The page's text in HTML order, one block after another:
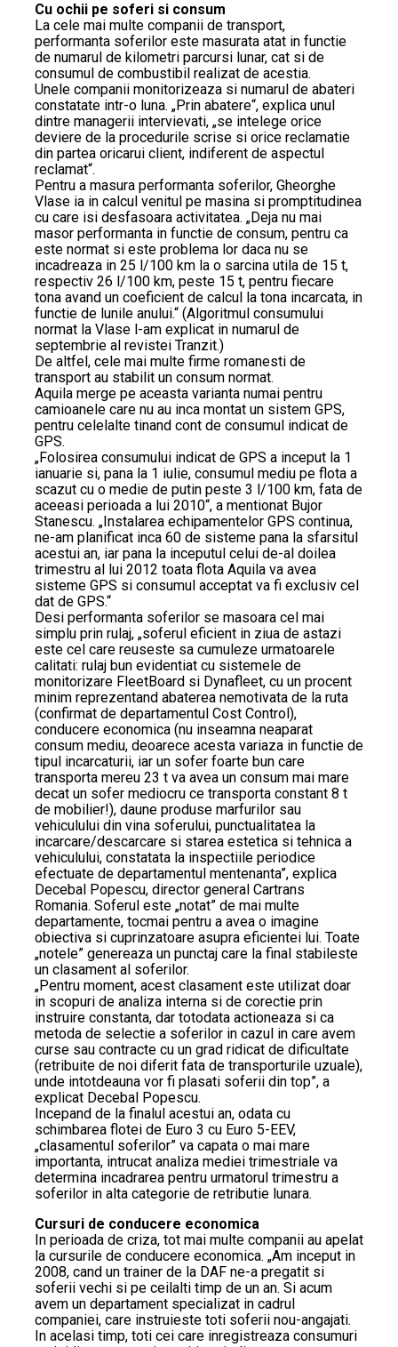
Cu ochii pe soferi si consum
La cele mai multe companii de transport,
performanta soferilor este masurata atat in functie
de numarul de kilometri parcursi lunar, cat si de
consumul de combustibil realizat de acestia.
Unele companii monitorizeaza si numarul de abateri
constatate intr-o luna. „Prin abatere“, explica unul
dintre managerii intervievati, „se intelege orice
deviere de la procedurile scrise si orice reclamatie
din partea oricarui client, indiferent de aspectul
reclamat“.
Pentru a masura performanta soferilor, Gheorghe
Vlase ia in calcul venitul pe masina si promptitudinea
cu care isi desfasoara activitatea. „Deja nu mai
masor performanta in functie de consum, pentru ca
este normat si este problema lor daca nu se
incadreaza in 25 l/100 km la o sarcina utila de 15 t,
respectiv 26 l/100 km, peste 15 t, pentru fiecare
tona avand un coeficient de calcul la tona incarcata, in
functie de lunile anului.“ (Algoritmul consumului
normat la Vlase l-am explicat in numarul de
septembrie al revistei Tranzit.)
De altfel, cele mai multe firme romanesti de
transport au stabilit un consum normat.
Aquila merge pe aceasta varianta numai pentru
camioanele care nu au inca montat un sistem GPS,
pentru celelalte tinand cont de consumul indicat de
GPS.
„Folosirea consumului indicat de GPS a inceput la 1
ianuarie si, pana la 1 iulie, consumul mediu pe flota a
scazut cu o medie de putin peste 3 l/100 km, fata de
aceeasi perioada a lui 2010“, a mentionat Bujor
Stanescu. „Instalarea echipamentelor GPS continua,
ne-am planificat inca 60 de sisteme pana la sfarsitul
acestui an, iar pana la inceputul celui de-al doilea
trimestru al lui 2012 toata flota Aquila va avea
sisteme GPS si consumul acceptat va fi exclusiv cel
dat de GPS.“
Desi performanta soferilor se masoara cel mai
simplu prin rulaj, „soferul eficient in ziua de astazi
este cel care reuseste sa cumuleze urmatoarele
calitati: rulaj bun evidentiat cu sistemele de
monitorizare FleetBoard si Dynafleet, cu un procent
minim reprezentand abaterea nemotivata de la ruta
(confirmat de departamentul Cost Control),
conducere economica (nu inseamna neaparat
consum mediu, deoarece acesta variaza in functie de
tipul incarcaturii, iar un sofer foarte bun care
transporta mereu 23 t va avea un consum mai mare
decat un sofer mediocru ce transporta constant 8 t
de mobilier!), daune produse marfurilor sau
vehiculului din vina soferului, punctualitatea la
incarcare/descarcare si starea estetica si tehnica a
vehiculului, constatata la inspectiile periodice
efectuate de departamentul mentenanta”, explica
Decebal Popescu, director general Cartrans
Romania. Soferul este „notat” de mai multe
departamente, tocmai pentru a avea o imagine
obiectiva si cuprinzatoare asupra eficientei lui. Toate
„notele” genereaza un punctaj care la final stabileste
un clasament al soferilor.
„Pentru moment, acest clasament este utilizat doar
in scopuri de analiza interna si de corectie prin
instruire constanta, dar totodata actioneaza si ca
metoda de selectie a soferilor in cazul in care avem
curse sau contracte cu un grad ridicat de dificultate
(retribuite de noi diferit fata de transporturile uzuale),
unde intotdeauna vor fi plasati soferii din top”, a
explicat Decebal Popescu.
Incepand de la finalul acestui an, odata cu
schimbarea flotei de Euro 3 cu Euro 5-EEV,
„clasamentul soferilor” va capata o mai mare
importanta, intrucat analiza mediei trimestriale va
determina incadrarea pentru urmatorul trimestru a
soferilor in alta categorie de retributie lunara.
Cursuri de conducere economica
In perioada de criza, tot mai multe companii au apelat
la cursurile de conducere economica. „Am inceput in
2008, cand un trainer de la DAF ne-a pregatit si
soferii vechi si pe ceilalti timp de un an. Si acum
avem un departament specializat in cadrul
companiei, care instruieste toti soferii nou-angajati.
In acelasi timp, toti cei care inregistreaza consumuri